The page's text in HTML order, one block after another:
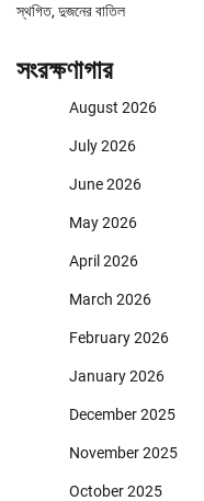
স্থগিত, দুজনের বাতিল
সংরক্ষণাগার
August 2026
July 2026
June 2026
May 2026
April 2026
March 2026
February 2026
January 2026
December 2025
November 2025
October 2025